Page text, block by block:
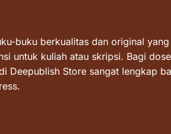
buku berkualitas dan original
untuk kuliah atau skripsi. Bagi
Deepublish Store sangat lengkap